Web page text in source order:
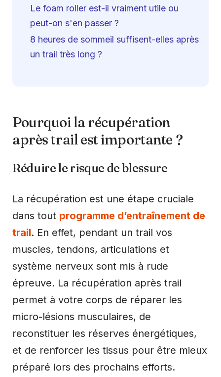
Le foam roller est-il vraiment utile ou
peut-on s'en passer ?
8 heures de sommeil suffisent-elles après
un trail très long ?
Pourquoi la récupération
après trail est importante ?
Réduire le risque de blessure
La récupération est une étape cruciale
dans tout programme d’entraînement de
trail. En effet, pendant un trail vos
muscles, tendons, articulations et
système nerveux sont mis à rude
épreuve. La récupération après trail
permet à votre corps de réparer les
micro-lésions musculaires, de
reconstituer les réserves énergétiques,
et de renforcer les tissus pour être mieux
préparé lors des prochains efforts.